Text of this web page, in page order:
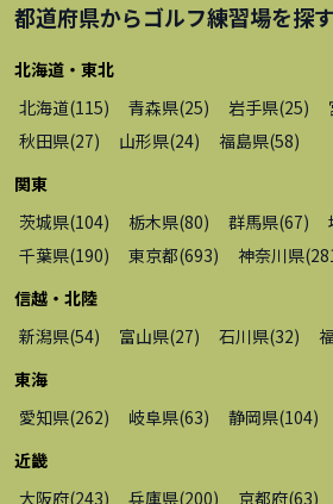
都道府県からゴルフ練習場を探す
北海道・東北
北海道(115) 青森県(25) 岩手県(25)
秋田県(27) 山形県(24) 福島県(58)
関東
茨城県(104) 栃木県(80) 群馬県(67)
千葉県(190) 東京都(693) 神奈川県(
信越・北陸
新潟県(54) 富山県(27) 石川県(32)
東海
愛知県(262) 岐阜県(63) 静岡県(104)
近畿
大阪府(243) 兵庫県(200) 京都府(63)